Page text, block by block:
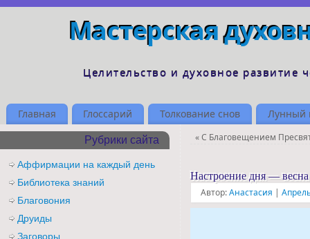
Мастерская
Целительство и духовное развитие
Главная Глоссарий Толкование снов Лунный
«С Благовещением
Настроение дня — весна
Автор:Анастасия |
Рубрики сайта
Аффирмации на каждый день
Библиотека знаний
Благовония
Друиды
Заговоры